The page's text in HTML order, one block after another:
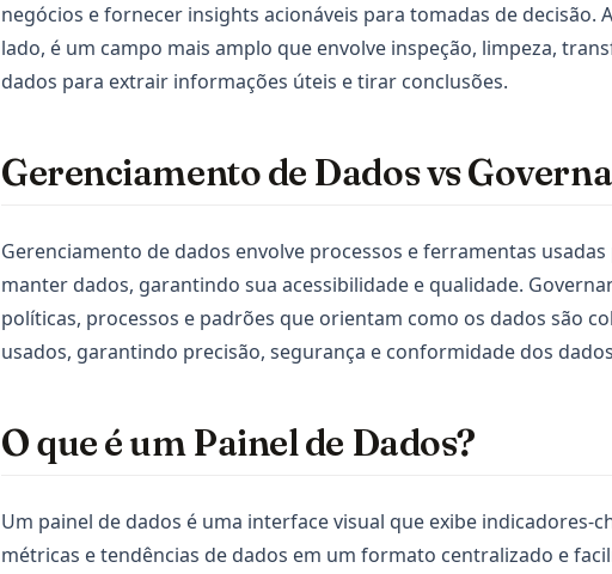
negócios e fornecer insights acionáveis para tomadas de decisão.
lado, é um campo mais amplo que envolve inspeção, limpeza,
dados para extrair informações úteis e tirar conclusões.
Gerenciamento de Dados vs
Gerenciamento de dados envolve processos e ferramentas
manter dados, garantindo sua acessibilidade e qualidade.
políticas, processos e padrões que orientam como os dados são
usados, garantindo precisão, segurança e conformidade dos
O que é um Painel de Dados?
Um painel de dados é uma interface visual que exibe indicadores-
métricas e tendências de dados em um formato centralizado e